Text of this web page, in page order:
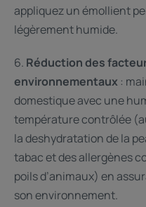
appliquez un émollient
légèrement humide.
6. Réduction des
environnementaux :
domestique avec une
température contrôlée
la deshydratation de la
tabac et des allergènes
poils d’animaux) en
son environnement.